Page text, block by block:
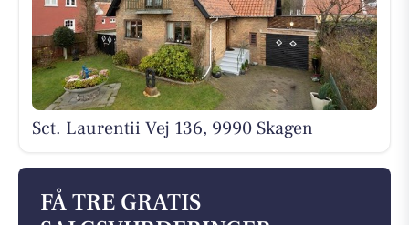
Sct. Laurentii Vej 136, 9990 Skagen
FÅ TRE GRATIS